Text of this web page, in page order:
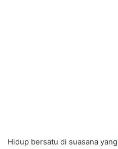
Hidup bersatu di suasana